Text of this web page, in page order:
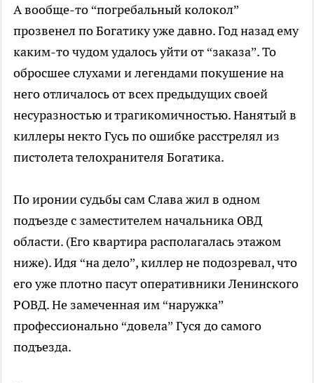
А вообще-то “погребальный колокол”
прозвенел по Богатику уже давно. Год назад ему
каким-то чудом удалось уйти от “заказа”. То
обросшее слухами и легендами покушение на
него отличалось от всех предыдущих своей
несуразностью и трагикомичностью. Нанятый в
киллеры некто Гусь по ошибке расстрелял из
пистолета телохранителя Богатика.
По иронии судьбы сам Слава жил в одном
подъезде с заместителем начальника ОВД
области. (Его квартира располагалась этажом
ниже). Идя “на дело”, киллер не подозревал, что
его уже плотно пасут оперативники Ленинского
РОВД. Не замеченная им “наружка”
профессионально “довела” Гуся до самого
подъезда.